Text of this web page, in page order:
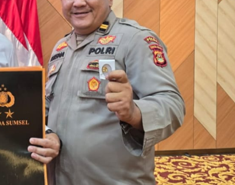
DPRD Musi Rawas Utara Gelar
Paripurna LKPJ Tahun 2025
Di Muratara, Politik | 21/04/2026